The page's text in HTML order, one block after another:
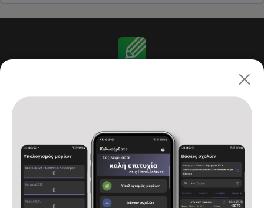
Αρχική
Υπολογισμός μορίων
Βάσεις σχολών